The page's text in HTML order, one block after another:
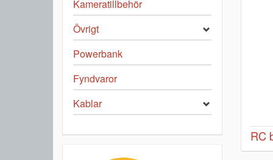
RC
Kameratillbehör
Övrigt
Powerbank
Fyndvaror
Kablar